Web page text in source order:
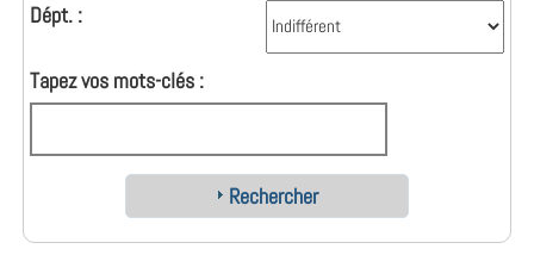
Dépt. :
Tapez vos mots-clés :
Rechercher